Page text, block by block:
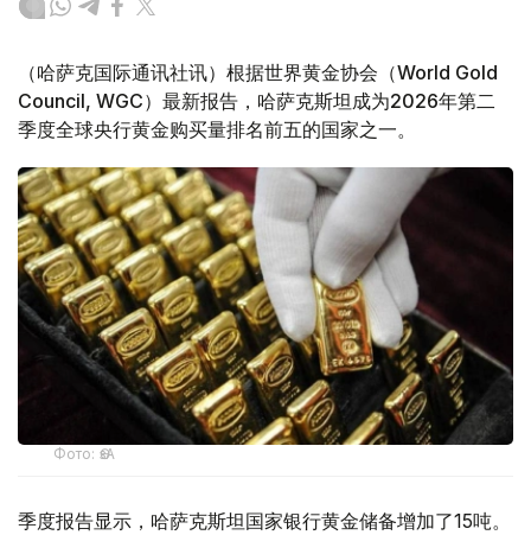
（哈萨克国际通讯社讯）根据世界黄金协会（World Gold
Council, WGC）最新报告，哈萨克斯坦成为2026年第二
季度全球央行黄金购买量排名前五的国家之一。
Фото: ӨзА
季度报告显示，哈萨克斯坦国家银行黄金储备增加了15吨。